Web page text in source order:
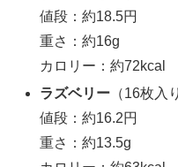
値段：約18.5円
重さ：約16g
カロリー：約72kcal
ラズベリー （16枚入
値段：約16.2円
重さ：約13.5g